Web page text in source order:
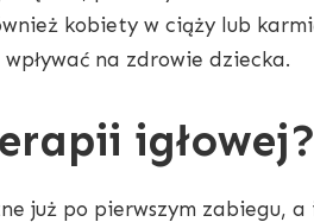
kobiety w ciąży lub
na zdrowie dziecka.
igłowej?
już po pierwszym zabiegu, a